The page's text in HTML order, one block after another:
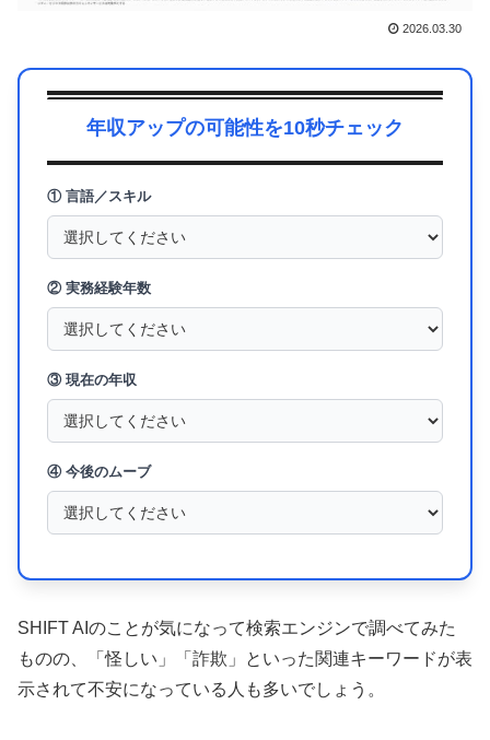
2026.03.30
年収アップの可能性を10秒チェック
① 言語／スキル
② 実務経験年数
③ 現在の年収
④ 今後のムーブ
SHIFT AIのことが気になって検索エンジンで調べてみた
ものの、「怪しい」「詐欺」といった関連キーワードが表
示されて不安になっている人も多いでしょう。